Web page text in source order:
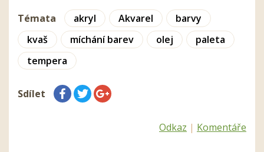
Témata akryl Akvarel
barvy
kvaš
míchání barev olej
paleta
tempera
Sdílet
Odkaz | Komentáře